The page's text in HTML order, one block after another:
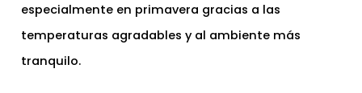
especialmente en primavera gracias a las
temperaturas agradables y al ambiente más
tranquilo.